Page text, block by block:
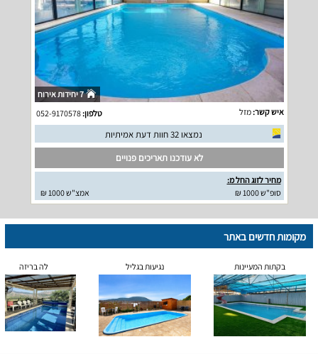
7 יחידות אירוח
איש קשר:מזל טלפון:052-9170578
נמצאו 32 חוות דעת אמיתיות
לא עודכנו תאריכים פנויים
מחיר לזוג החל מ:
סופ"ש 1000 ₪
אמצ"ש 1000 ₪
מקומות חדשים באתר
בקתות המעיינות נגיעות בגליל לה בריזה